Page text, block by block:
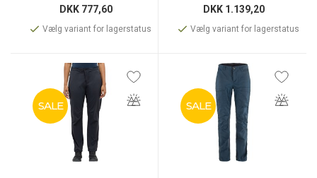
DKK 777,60
Vælg variant for lagerstatus
DKK 1.139,20
Vælg variant for lagerstatus
SALE SALE